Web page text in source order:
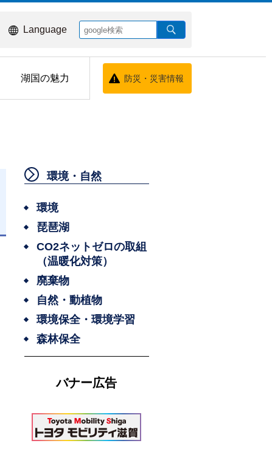
Language
湖国の魅力 防災・災害情報
環境・自然
環境
琵琶湖
CO2ネットゼロの取組
（温暖化対策）
廃棄物
自然・動植物
環境保全・環境学習
森林保全
バナー広告